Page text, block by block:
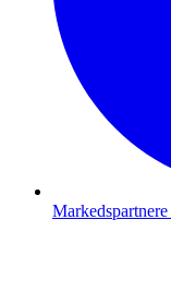
Markedspartnere